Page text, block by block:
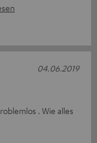
. Wie alles
04.06.2019